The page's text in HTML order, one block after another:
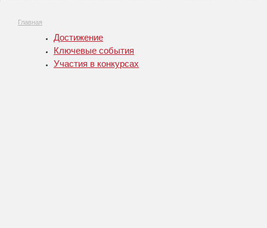
Главная
Достижение
Ключевые события
Участия в конкурсах